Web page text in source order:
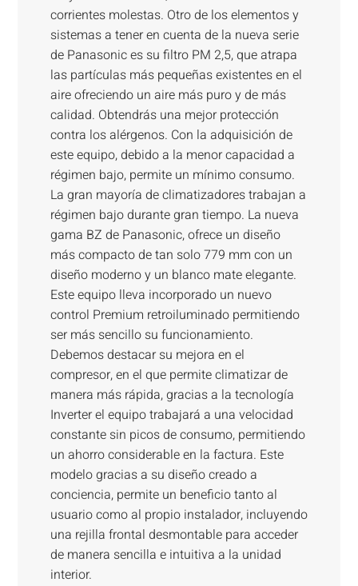
corrientes molestas. Otro de los elementos y
sistemas a tener en cuenta de la nueva serie
de Panasonic es su filtro PM 2,5, que atrapa
las partículas más pequeñas existentes en el
aire ofreciendo un aire más puro y de más
calidad. Obtendrás una mejor protección
contra los alérgenos. Con la adquisición de
este equipo, debido a la menor capacidad a
régimen bajo, permite un mínimo consumo.
La gran mayoría de climatizadores trabajan a
régimen bajo durante gran tiempo. La nueva
gama BZ de Panasonic, ofrece un diseño
más compacto de tan solo 779 mm con un
diseño moderno y un blanco mate elegante.
Este equipo lleva incorporado un nuevo
control Premium retroiluminado permitiendo
ser más sencillo su funcionamiento.
Debemos destacar su mejora en el
compresor, en el que permite climatizar de
manera más rápida, gracias a la tecnología
Inverter el equipo trabajará a una velocidad
constante sin picos de consumo, permitiendo
un ahorro considerable en la factura. Este
modelo gracias a su diseño creado a
conciencia, permite un beneficio tanto al
usuario como al propio instalador, incluyendo
una rejilla frontal desmontable para acceder
de manera sencilla e intuitiva a la unidad
interior.